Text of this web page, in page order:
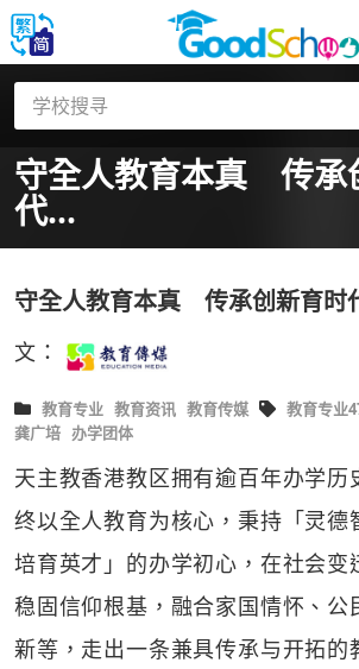
守全人教育本真 传承
代...
守全人教育本真 传承创新育时
文：
教育专业 教育资讯 教育传媒 教育专业
龚广培 办学团体
天主教香港教区拥有逾百年办学历
终以全人教育为核心，秉持「灵德
培育英才」的办学初心，在社会变
稳固信仰根基，融合家国情怀、公
新等，走出一条兼具传承与开拓的